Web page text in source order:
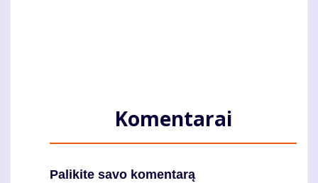
Komentarai
Palikite savo komentarą